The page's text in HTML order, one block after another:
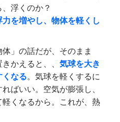
浮くのか？
を増やし、物体を軽くし
」の話だが、そのまま
かえると、、 気球を大き
くなる。気球を軽くするに
ばいい。空気が膨張し、
くなるから。これが、熱